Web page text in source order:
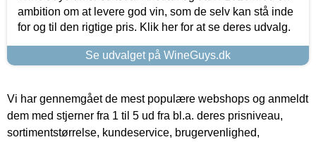
ambition om at levere god vin, som de selv kan stå inde
for og til den rigtige pris. Klik her for at se deres udvalg.
Se udvalget på WineGuys.dk
Vi har gennemgået de mest populære webshops og anmeldt
dem med stjerner fra 1 til 5 ud fra bl.a. deres prisniveau,
sortimentstørrelse, kundeservice, brugervenlighed,